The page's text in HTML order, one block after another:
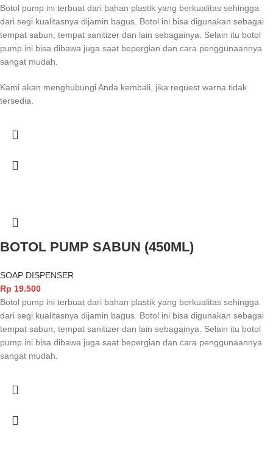
Botol pump ini terbuat dari bahan plastik yang berkualitas sehingga
dari segi kualitasnya dijamin bagus. Botol ini bisa digunakan sebagai
tempat sabun, tempat sanitizer dan lain sebagainya. Selain itu botol
pump ini bisa dibawa juga saat bepergian dan cara penggunaannya
sangat mudah.
Kami akan menghubungi Anda kembali, jika request warna tidak
tersedia.
BOTOL PUMP SABUN (450ML)
SOAP DISPENSER
Rp 19.500
Botol pump ini terbuat dari bahan plastik yang berkualitas sehingga
dari segi kualitasnya dijamin bagus. Botol ini bisa digunakan sebagai
tempat sabun, tempat sanitizer dan lain sebagainya. Selain itu botol
pump ini bisa dibawa juga saat bepergian dan cara penggunaannya
sangat mudah.